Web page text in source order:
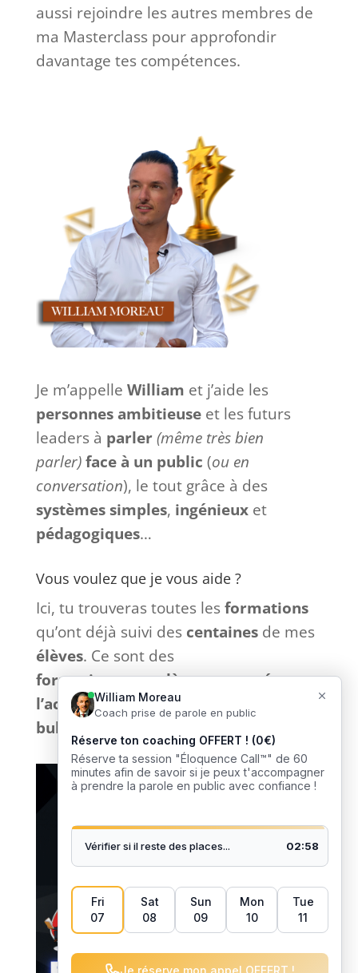
aussi rejoindre les autres membres de
ma Masterclass pour approfondir
davantage tes compétences.
Je m’appelle William et j’aide les
personnes ambitieuseet les futurs
leaders à parler (même très bien
parler) face à un public (ou en
conversation), le tout grâce à des
systèmes simples, ingénieuxet
pédagogiques…
Vous voulez que je vous aide ?
Ici, tu trouveras toutes lesformations
qu’ont déjà suivi des centainesde mes
élèves. Ce sont des
formationscomplètesettournéesvers
l’actionsans bla-bla inutile et
bullshit